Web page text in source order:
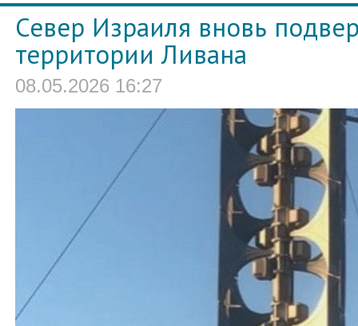
Север Израиля вновь
территории Ливана
08.05.2026 16:27